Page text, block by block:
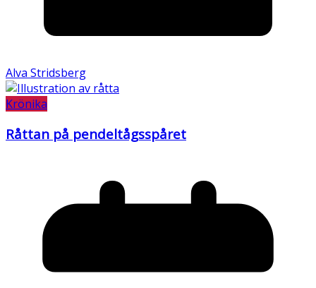
Alva Stridsberg
Krönika
Råttan på pendeltågsspåret